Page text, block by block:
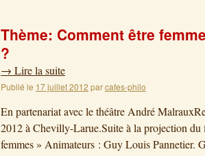
Thème: Comment être
?
→ Lire la suite
Publié le 17 juillet 2012 parcafes-philo
En partenariat avec le théâtre André
2012 à Chevilly-Larue.Suite à la projection
femmes » Animateurs : Guy Louis Pannetier.